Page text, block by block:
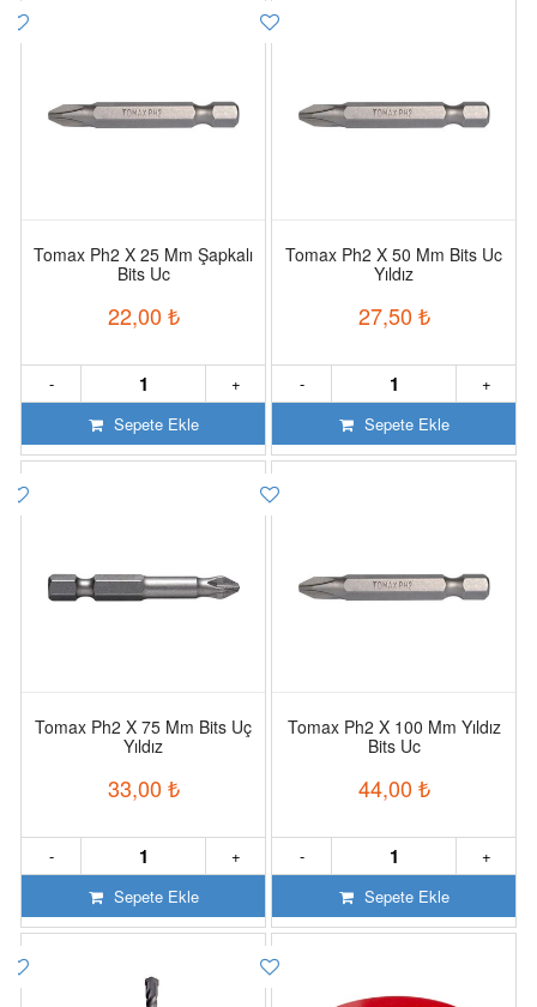
Tomax Ph2 X 25 Mm Şapkalı
Bits Uc
22,00 ₺
+
-
Sepete Ekle
Tomax Ph2 X 50 Mm Bits Uc
Yıldız
27,50 ₺
+
-
Sepete Ekle
Tomax Ph2 X 75 Mm Bits Uç
Yıldız
33,00 ₺
+
-
Sepete Ekle
Tomax Ph2 X 100 Mm Yıldız
Bits Uc
44,00 ₺
+
-
Sepete Ekle